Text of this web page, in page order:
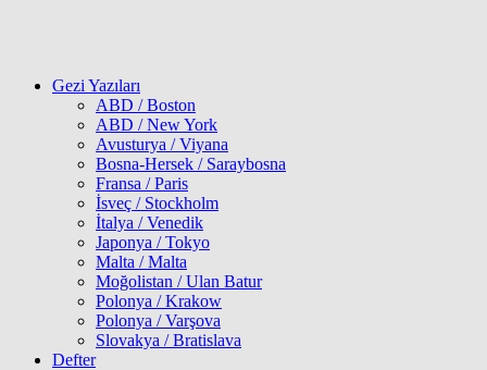
Gezi Yazıları
ABD / Boston
ABD / New York
Avusturya / Viyana
Bosna-Hersek / Saraybosna
Fransa / Paris
İsveç / Stockholm
İtalya / Venedik
Japonya / Tokyo
Malta / Malta
Moğolistan / Ulan Batur
Polonya / Krakow
Polonya / Varşova
Slovakya / Bratislava
Defter